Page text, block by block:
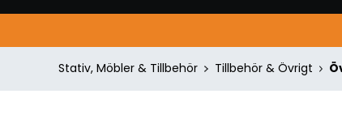
Stativ, Möbler & Tillbehör Tillbehör & Övrigt